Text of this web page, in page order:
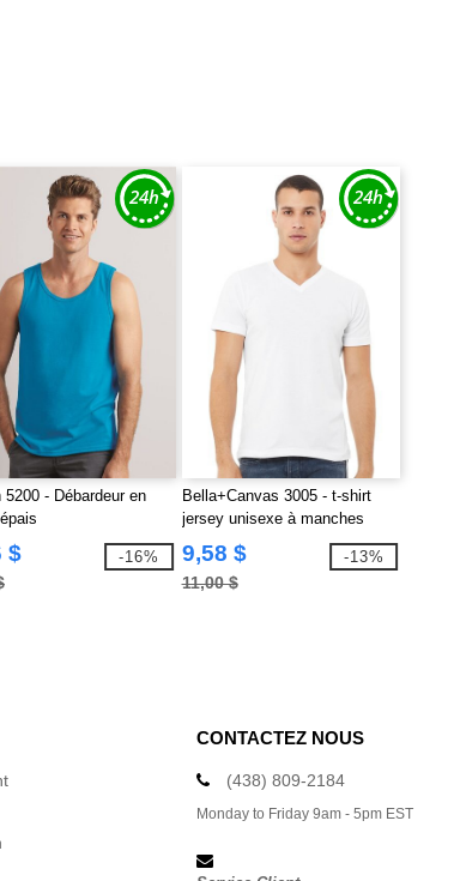
5200 - Débardeur en
$ -16%
Bella+Canvas 3005 - t-shirt
jersey unisexe à manches
courtes et encolure en V
9,58 $
11,00 $
-13%
CONTACTEZ NOUS
(438) 809-2184
Monday to Friday 9am - 5pm EST